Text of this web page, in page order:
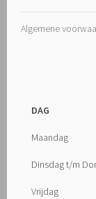
Algemene
DAG
Maandag
Dinsdag t/m
Vrijdag